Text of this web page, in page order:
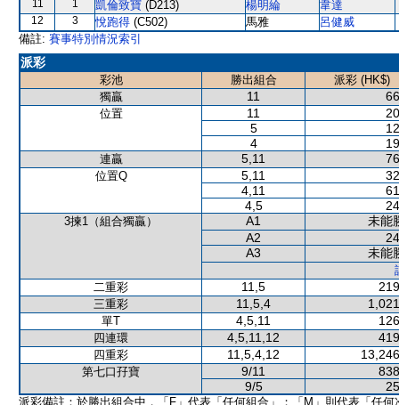
11 1 凱倫致寶 (D213) 楊明綸 韋達
12 3 悅跑得 (C502) 馬雅
呂健威
備註: 賽事特別情況索引
派彩
彩池 勝出組合
派彩 (HK$)
獨贏
11
位置 11
5
4
連贏 5,11
位置Q 5,11
4,11
4,5
3揀1（組合獨贏） A1
未能
A2
A3
未能
二重彩
11,5
三重彩 11,5,4
單T 4,5,11
四連環 4,5,11,12
四重彩 11,5,4,12
第七口孖寶 9/11
9/5
派彩備註：於勝出組合中，「F」代表「任何組合」；「M」則代表「任何